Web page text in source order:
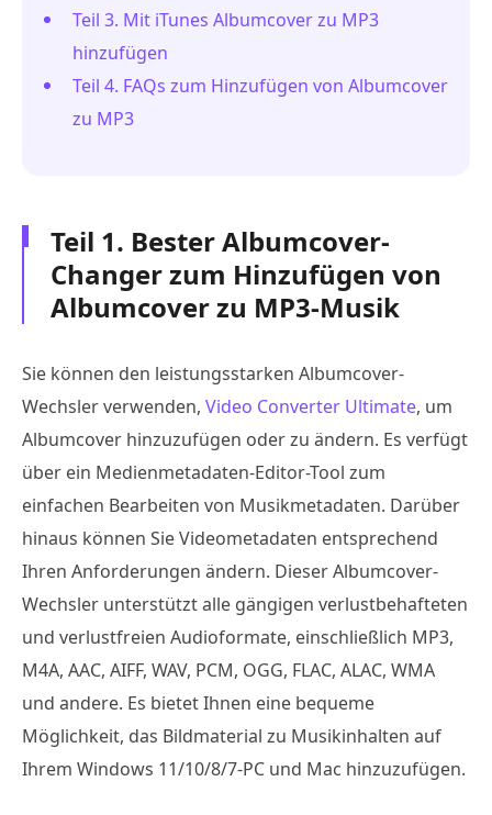
Teil 3. Mit iTunes Albumcover zu MP3
hinzufügen
Teil 4. FAQs zum Hinzufügen von Albumcover
zu MP3
Teil 1. Bester Albumcover-
Changer zum Hinzufügen von
Albumcover zu MP3-Musik
Sie können den leistungsstarken Albumcover-
Wechsler verwenden, Video Converter Ultimate, um
Albumcover hinzuzufügen oder zu ändern. Es verfügt
über ein Medienmetadaten-Editor-Tool zum
einfachen Bearbeiten von Musikmetadaten. Darüber
hinaus können Sie Videometadaten entsprechend
Ihren Anforderungen ändern. Dieser Albumcover-
Wechsler unterstützt alle gängigen verlustbehafteten
und verlustfreien Audioformate, einschließlich MP3,
M4A, AAC, AIFF, WAV, PCM, OGG, FLAC, ALAC, WMA
und andere. Es bietet Ihnen eine bequeme
Möglichkeit, das Bildmaterial zu Musikinhalten auf
Ihrem Windows 11/10/8/7-PC und Mac hinzuzufügen.